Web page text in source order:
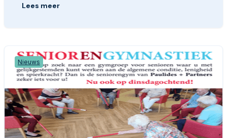
Lees meer
Nieuws